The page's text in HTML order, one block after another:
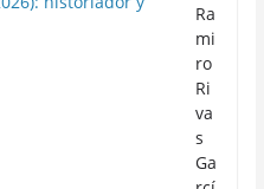
Ra
mi
ro
Ri
va
s
Ga